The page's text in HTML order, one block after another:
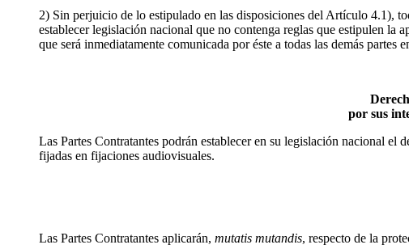
2) Sin perjuicio de lo estipulado en las disposiciones del Artículo 4.1),
establecer legislación nacional que no contenga reglas que estipulen
que será inmediatamente comunicada por éste a todas las demás partes
por sus
Las Partes Contratantes podrán establecer en su legislación nacional el
fijadas en fijaciones audiovisuales.
Las Partes Contratantes aplicarán, mutatis mutandis, respecto de la